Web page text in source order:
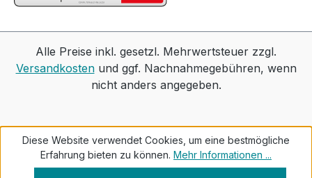
Alle Preise inkl. gesetzl. Mehrwertsteuer zzgl.
Versandkostenund ggf. Nachnahmegebühren, wenn
nicht anders angegeben.
Diese Website verwendet Cookies, um eine bestmögliche
Erfahrung bieten zu können. Mehr Informationen ...